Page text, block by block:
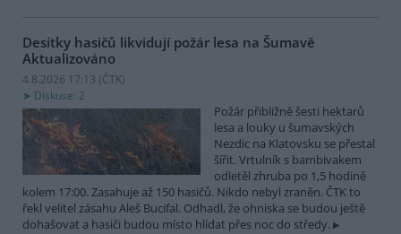
Desítky hasičů likvidují požár lesa na Šumavě
Aktualizováno
4.8.2026 17:13 (ČTK)
Diskuse: 2
Požár přibližně šesti hektarů
lesa a louky u šumavských
Nezdic na Klatovsku se přestal
šířit. Vrtulník s bambivakem
odletěl zhruba po 1,5 hodině
kolem 17:00. Zasahuje až 150 hasičů. Nikdo nebyl zraněn. ČTK to
řekl velitel zásahu Aleš Bucifal. Odhadl, že ohniska se budou ještě
dohašovat a hasiči budou místo hlídat přes noc do středy.